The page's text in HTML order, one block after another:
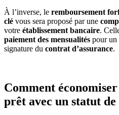
À l’inverse, le remboursement
clé vous sera proposé par une
votre établissement bancaire.
paiement des mensualités pour un
signature du contrat d’assurance.
Comment
prêt avec un statut